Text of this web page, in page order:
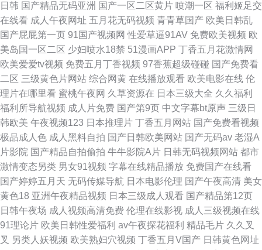
日韩 国产精品无码亚洲 国产一区二区黄片 喷潮一区 福利姬足交
在线看 成人午夜网址 五月花无码视频 青青草国产 欧美日韩乱
国产屁屁第一页 91国产视频网 性爱草逼91AV 免费欧美视频 欧
美岛国一区二区 少妇喷水18禁 51漫画APP 丁香五月花激情网
欧美爱爱tv视频 免费五月丁香视频 97香蕉超级碰碰 国产免费看
二区 三级黄色片网站 综合网黄 在线播放观看 欧美电影在线 伦
理片在哪里看 蜜桃午夜网 久草资源在 日本三级大全 久久福利
福利所导航视频 成人片免费 国产第9页 中文字幕bt原声 三级日
韩欧美 午夜视频123 日本推理片 丁香五月网站 国产免费看视频
极品成人色 成人黑料自拍 国产日韩欧美网站 国产无码av 老湿A
片影院 国产精品自拍偷拍 牛牛影院A片 日韩无码视频网站 都市
激情变态另类 男女91视频 字幕在线精品播放 免费国产在线看
国产婷婷五月天 无码传媒导航 日本电影伦理 国产午夜高清 美女
黄色18 亚洲午夜精品视频 日本三级成人观看 国产精品第12页
日韩午夜场 成人视频高清免费 伦理在线影视 成人三级视频在线
91理论片 欧美日韩性爱福利 av午夜探花福利 精品毛片 久久叉
叉 另类人妖视频 欧美熟妇穴视频 丁香五月V国产 日韩黄色网址